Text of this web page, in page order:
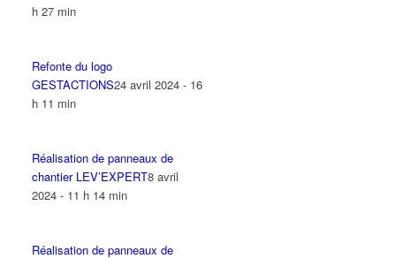
h 27 min
Refonte du logo
GESTACTIONS24 avril 2024 - 16
h 11 min
Réalisation de panneaux de
chantier LEV’EXPERT8 avril
2024 - 11 h 14 min
Réalisation de panneaux de